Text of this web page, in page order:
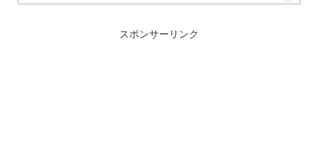
スポンサーリンク